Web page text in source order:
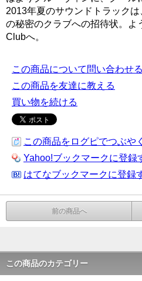
2013年夏のサウンドトラック
の秘密のクラブへの招待状。よ
Clubへ。
この商品について問い合わせる
この商品を友達に教える
買い物を続ける
この商品をログピでつぶやく
Yahoo!ブックマークに登録
はてなブックマークに登録
前の商品へ
この商品のカテゴリー